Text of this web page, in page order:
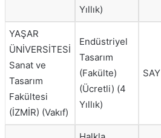
Yıllık)
YAŞAR
ÜNİVERSİTESİ
Sanat ve
Tasarım
Fakültesi
(İZMİR) (Vakıf)
Endüstriyel
Tasarım
(Fakülte)
(Ücretli) (4
Yıllık)
SAY